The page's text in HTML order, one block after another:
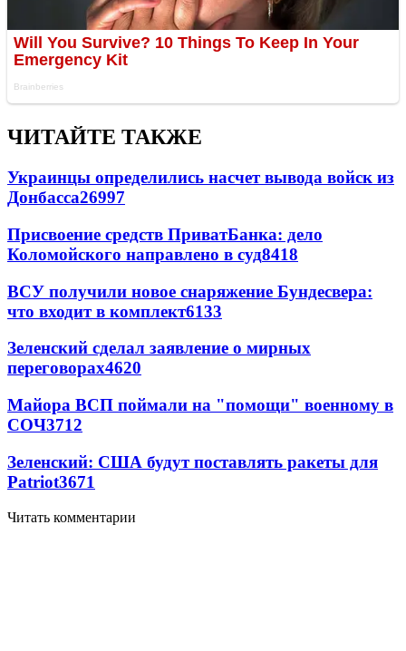
ЧИТАЙТЕ ТАКЖЕ
Украинцы определились насчет вывода войск из
Донбасса26997
Присвоение средств ПриватБанка: дело
Коломойского направлено в суд8418
ВСУ получили новое снаряжение Бундесвера:
что входит в комплект6133
Зеленский сделал заявление о мирных
переговорах4620
Майора ВСП поймали на "помощи" военному в
СОЧ3712
Зеленский: США будут поставлять ракеты для
Patriot3671
Читать комментарии